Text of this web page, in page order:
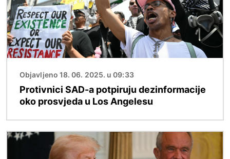
Objavljeno 18. 06. 2025. u 09:33
Protivnici SAD-a potpiruju dezinformacije
oko prosvjeda u Los Angelesu
Slika